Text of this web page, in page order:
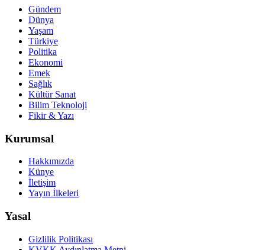
Gündem
Dünya
Yaşam
Türkiye
Politika
Ekonomi
Emek
Sağlık
Kültür Sanat
Bilim Teknoloji
Fikir & Yazı
Kurumsal
Hakkımızda
Künye
İletişim
Yayın İlkeleri
Yasal
Gizlilik Politikası